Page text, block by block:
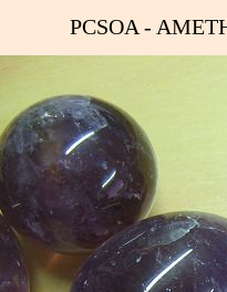
PCSOA -